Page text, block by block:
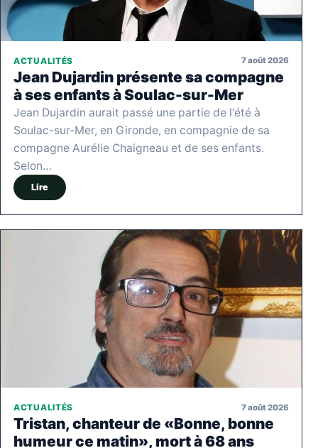
ACTUALITÉS 7 août 2026
Jean Dujardin présente sa compagne
à ses enfants à Soulac-sur-Mer
Jean Dujardin aurait passé une partie de l'été à
Soulac-sur-Mer, en Gironde, en compagnie de sa
compagne Aurélie Chaigneau et de ses enfants.
Selon…
Lire
ACTUALITÉS 7 août 2026
Tristan, chanteur de «Bonne, bonne
humeur ce matin», mort à 68 ans